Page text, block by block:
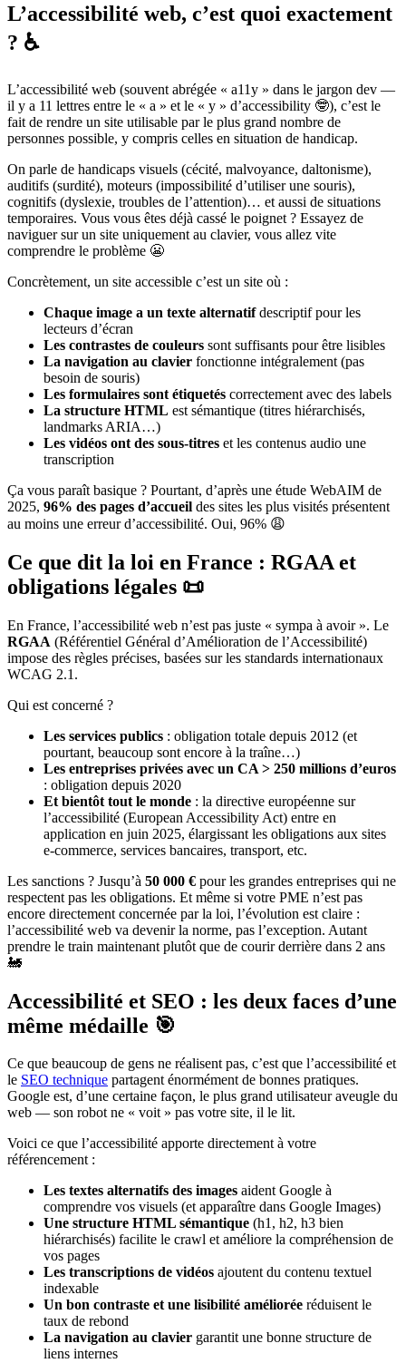
L’accessibilité web, c’est quoi exactement
? ♿
L’accessibilité web (souvent abrégée « a11y » dans le jargon dev —
il y a 11 lettres entre le « a » et le « y » d’accessibility 🤓), c’est le
fait de rendre un site utilisable par le plus grand nombre de
personnes possible, y compris celles en situation de handicap.
On parle de handicaps visuels (cécité, malvoyance, daltonisme),
auditifs (surdité), moteurs (impossibilité d’utiliser une souris),
cognitifs (dyslexie, troubles de l’attention)… et aussi de situations
temporaires. Vous vous êtes déjà cassé le poignet ? Essayez de
naviguer sur un site uniquement au clavier, vous allez vite
comprendre le problème 😬
Concrètement, un site accessible c’est un site où :
Chaque image a un texte alternatifdescriptif pour les
lecteurs d’écran
Les contrastes de couleurs sont suffisants pour être lisibles
La navigation au clavier fonctionne intégralement (pas
besoin de souris)
Les formulaires sont étiquetés correctement avec des labels
La structure HTML est sémantique (titres hiérarchisés,
landmarks ARIA…)
Les vidéos ont des sous-titres et les contenus audio une
transcription
Ça vous paraît basique ? Pourtant, d’après une étude WebAIM de
2025, 96% des pages d’accueil des sites les plus visités présentent
au moins une erreur d’accessibilité. Oui, 96% 😩
Ce que dit la loi en France : RGAA et
obligations légales 📜
En France, l’accessibilité web n’est pas juste « sympa à avoir ». Le
RGAA (Référentiel Général d’Amélioration de l’Accessibilité)
impose des règles précises, basées sur les standards internationaux
WCAG 2.1.
Qui est concerné ?
Les services publics : obligation totale depuis 2012 (et
pourtant, beaucoup sont encore à la traîne…)
Les entreprises privées avec un CA > 250 millions d’euros
: obligation depuis 2020
Et bientôt tout le monde : la directive européenne sur
l’accessibilité (European Accessibility Act) entre en
application en juin 2025, élargissant les obligations aux sites
e-commerce, services bancaires, transport, etc.
Les sanctions ? Jusqu’à 50 000 € pour les grandes entreprises qui ne
respectent pas les obligations. Et même si votre PME n’est pas
encore directement concernée par la loi, l’évolution est claire :
l’accessibilité web va devenir la norme, pas l’exception. Autant
prendre le train maintenant plutôt que de courir derrière dans 2 ans
🚂
Accessibilité et SEO : les deux faces d’une
même médaille 🎯
Ce que beaucoup de gens ne réalisent pas, c’est que l’accessibilité et
le SEO technique partagent énormément de bonnes pratiques.
Google est, d’une certaine façon, le plus grand utilisateur aveugle du
web — son robot ne « voit » pas votre site, il le lit.
Voici ce que l’accessibilité apporte directement à votre
référencement :
Les textes alternatifs des images aident Google à
comprendre vos visuels (et apparaître dans Google Images)
Une structure HTML sémantique (h1, h2, h3 bien
hiérarchisés) facilite le crawl et améliore la compréhension de
vos pages
Les transcriptions de vidéos ajoutent du contenu textuel
indexable
Un bon contraste et une lisibilité améliorée réduisent le
taux de rebond
La navigation au clavier garantit une bonne structure de
liens internes